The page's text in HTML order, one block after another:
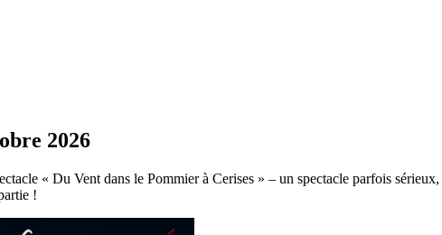
2026
« Du Vent dans le Pommier à Cerises » – un spectacle parfois
!